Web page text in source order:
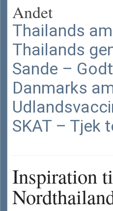
Andet
Thailands
Thailands
Sande –
Danmarks
SKAT – Tjek
Inspiration